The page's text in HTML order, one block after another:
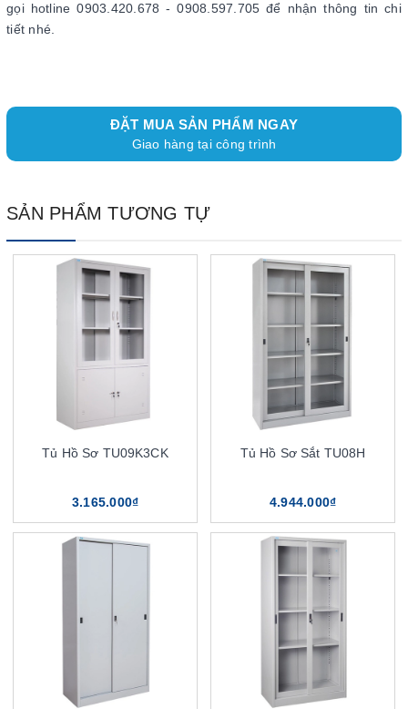
gọi hotline 0903.420.678 - 0908.597.705 để nhận thông tin chi
tiết nhé.
ĐẶT MUA SẢN PHẨM NGAY
Giao hàng tại công trình
SẢN PHẨM TƯƠNG TỰ
Tủ Hồ Sơ TU09K3CK
3.165.000₫
Tủ Hồ Sơ Sắt TU08H
4.944.000₫